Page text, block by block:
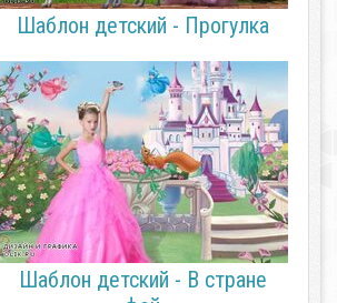
Шаблон детский - Прогулка
Шаблон детский - В стране